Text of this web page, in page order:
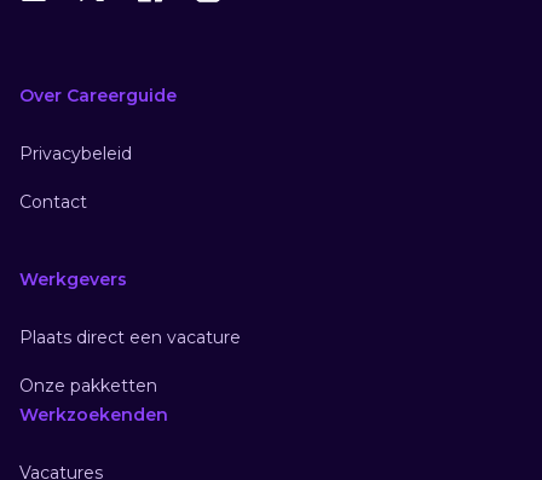
Over Careerguide
Privacybeleid
Contact
Werkgevers
Plaats direct een vacature
Onze pakketten
Werkzoekenden
Vacatures